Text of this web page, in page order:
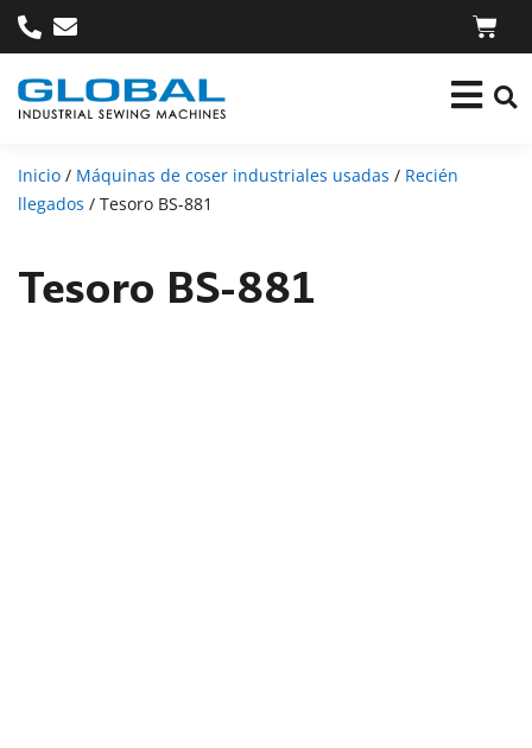
Inicio / Máquinas de coser industriales usadas / Recién
llegados / Tesoro BS-881
Tesoro BS-881